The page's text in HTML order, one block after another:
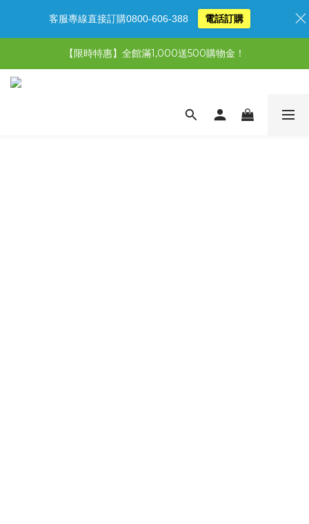
【限時特惠】全館滿1,000送500購物金！
【限時特惠】全館滿1,000送500購物金！
【首購免運再送500購物金】馬上加入會員
客服專線直接訂購0800-606-388 電話訂購